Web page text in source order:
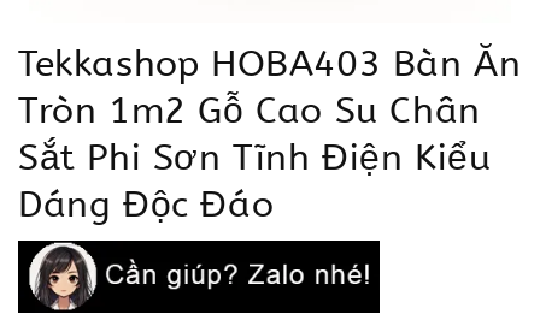
Tekkashop HOBA403 Bàn Ăn
Tròn 1m2 Gỗ Cao Su Chân
Sắt Phi Sơn Tĩnh Điện Kiểu
Dáng Độc Đáo